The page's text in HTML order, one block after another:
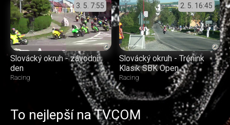
3. 5. 7:55
Slovácký okruh - závodní
den
Racing
2. 5. 16:45
Slovácký okruh - Trénink
Klasik SBK Open
Racing
To nejlepší na TVCOM